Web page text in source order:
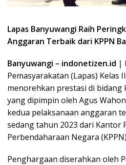
Lapas Banyuwangi Raih
Anggaran Terbaik dari KPPN
Banyuwangi – indonetizen.id |
Pemasyarakatan (Lapas) Kelas
menorehkan prestasi di bidang
yang dipimpin oleh Agus
kedua pelaksanaan anggaran
sedang tahun 2023 dari Kantor
Perbendaharaan Negara
Penghargaan diserahkan oleh